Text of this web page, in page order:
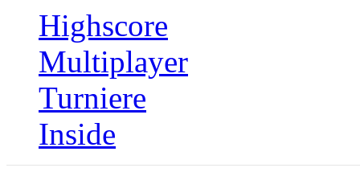
Highscore
Multiplayer
Turniere
Inside